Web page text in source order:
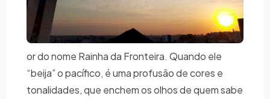
or do nome Rainha da Fronteira. Quando ele
“beija” o pacífico, é uma profusão de cores e
tonalidades, que enchem os olhos de quem sabe